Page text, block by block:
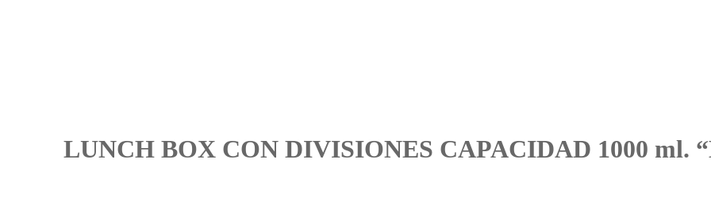
LUNCH BOX CON DIVISIONES CAPACIDAD 1000 ml.